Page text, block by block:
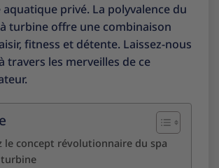
privé. La polyvalence du
turbine offre une combinaison
fitness et détente. Laissez-nous
travers les merveilles de ce
le concept révolutionnaire du spa
turbine